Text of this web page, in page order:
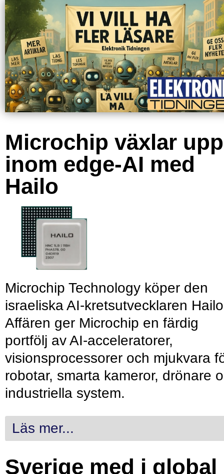
Microchip växlar upp
inom edge-AI med
Hailo
Microchip Technology köper den
israeliska AI-kretsutvecklaren
Affären ger Microchip en färdig
portfölj av AI-acceleratorer,
visionsprocessorer och mjukvara
robotar, smarta kameror, drönare
industriella system.
Läs mer...
Sverige med i global